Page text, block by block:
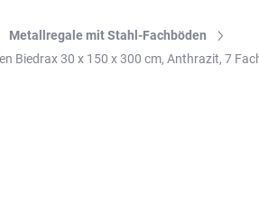
Metallregale mit Stahl-Fachböden
Biedrax 30 x 150 x 300 cm, Anthrazit, 7